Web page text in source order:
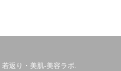
返り・美肌-美容ラボ.